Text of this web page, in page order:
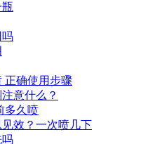
吗
正确使用步骤
意什么？
多久喷
效？一次喷几下
吗